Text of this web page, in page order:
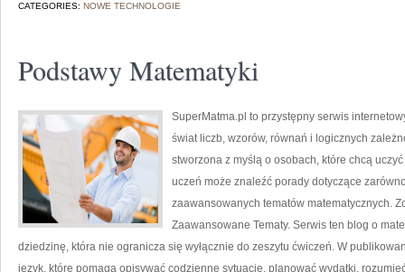
CATEGORIES: NOWE TECHNOLOGIE
Podstawy Matematyki
SuperMatma.pl to przystępny serwis
świat liczb, wzorów, równań i logicznych
stworzona z myślą o osobach, które chcą
uczeń może znaleźć porady dotyczące
zaawansowanych tematów matematycznych.
Zaawansowane Tematy. Serwis ten blog o
dziedzinę, która nie ogranicza się wyłącznie do zeszytu ćwiczeń. W
język, które pomaga opisywać codzienne sytuacje, planować wydatki,